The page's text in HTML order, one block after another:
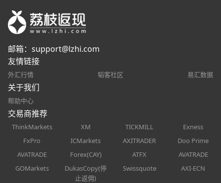
邮箱： support@lzhi.com
友情链接
外汇行情 韬客社区 易汇数据
关于我们
帮助中心
交易商推荐
ThinkMarkets XM TICKMILL
Exness
FxPro
ICMarkets AXITRADER
Doo Prime
AVATRADE
Forex(CAY) ATFX
AVATRADE
GOMarkets
DukasCopy(停
止返佣)
Swissquote AXI-ECN